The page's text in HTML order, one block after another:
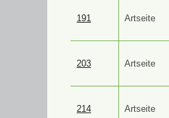
191 Artseite
203 Artseite
214 Artseite